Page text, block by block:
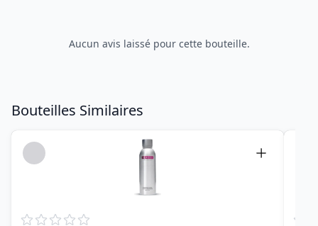
Aucun avis laissé pour cette bouteille.
Bouteilles Similaires